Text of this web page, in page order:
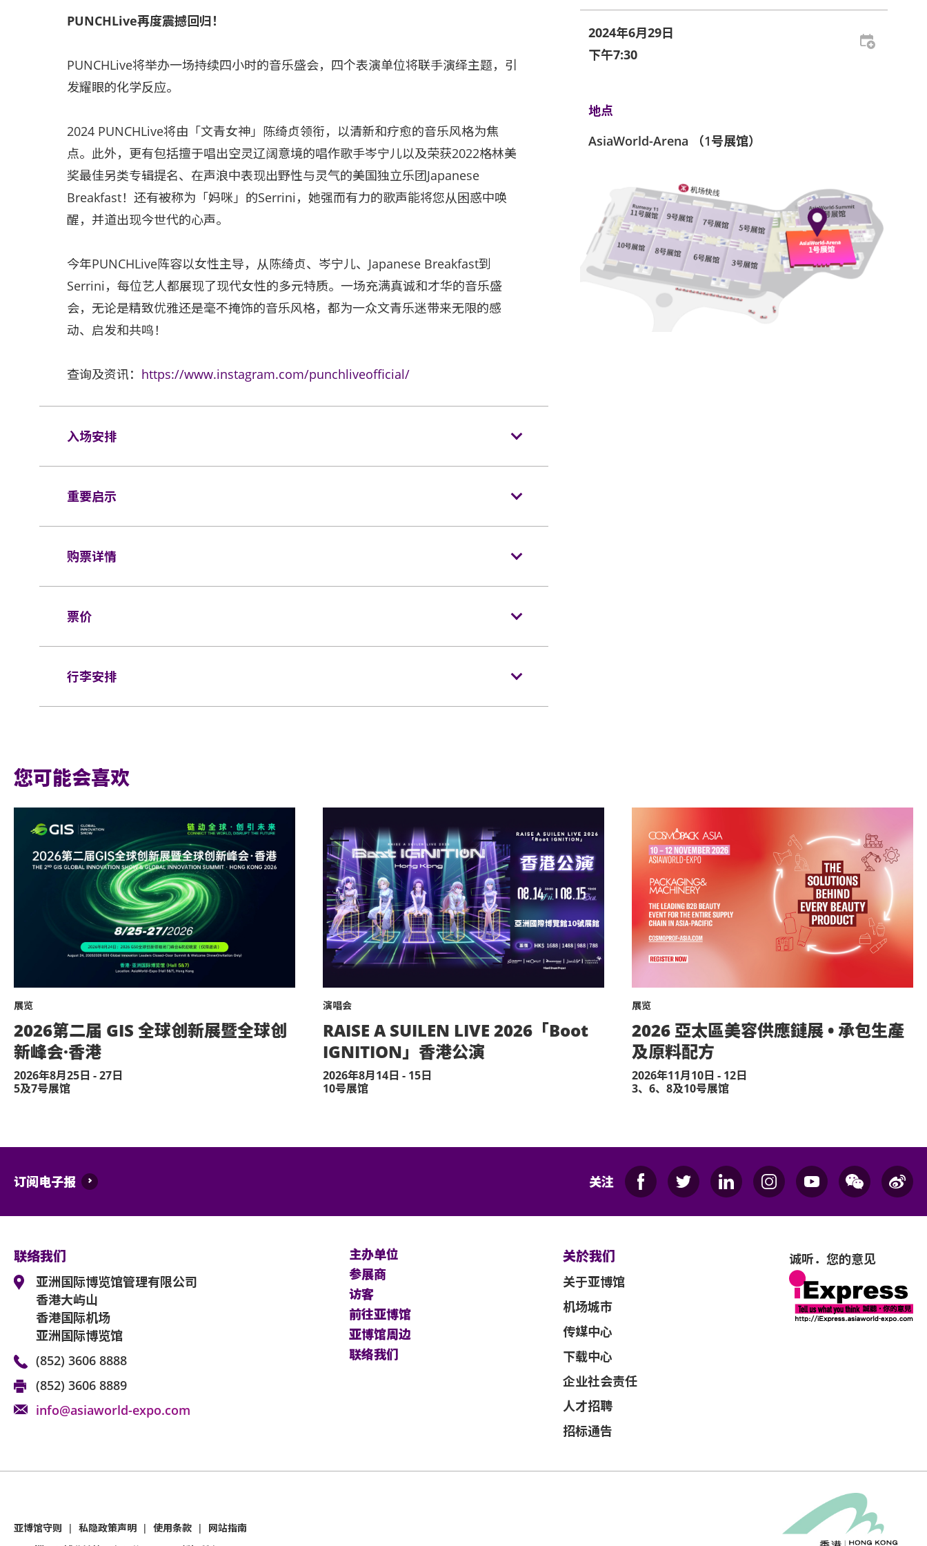
PUNCHLive再度震撼回归！
PUNCHLive将举办一场持续四小时的音乐盛会，四个表演单位将联手演绎主题，引
发耀眼的化学反应。
2024 PUNCHLive将由「文青女神」陈绮贞领衔，以清新和疗愈的音乐风格为焦
点。此外，更有包括擅于唱出空灵辽阔意境的唱作歌手岑宁儿以及荣获2022格林美
奖最佳另类专辑提名、在声浪中表现出野性与灵气的美国独立乐团Japanese
Breakfast！还有被称为「妈咪」的Serrini，她强而有力的歌声能将您从困惑中唤
醒，并道出现今世代的心声。
今年PUNCHLive阵容以女性主导，从陈绮贞、岑宁儿、Japanese Breakfast到
Serrini，每位艺人都展现了现代女性的多元特质。一场充满真诚和才华的音乐盛
会，无论是精致优雅还是毫不掩饰的音乐风格，都为一众文青乐迷带来无限的感
动、启发和共鸣！
查询及资讯： https://www.instagram.com/punchliveofficial/
入场安排
所有观众进场前，须进行金属探测器的安检程序（如适用）。
同时持有所提及的证明方可再次入场。亚洲国际博览馆有权增删及更换该权利。
轮椅座位门票只适用于须依赖轮椅移动的人士及其看顾人使用。每位轮椅人士在购买轮椅
证，持有轮椅座位门票的人士必须出示行动不便的证明*。任何非轮椅使用者或非陪同轮
*行动不便的证明指「残疾人士登记证」（肢体伤残类别）或其他有效的医生证明文
件以显示行动不便。
持票的轮椅人士若需要场馆职员协助入座，请在节目前致电亚洲国际博览馆（+852-
3606 8888）以便预先安排。亦请轮椅人士提早到达演出场地，以便场馆职员安排
顺利入座
重要启示
X 30 X 20 厘米（15 X 12 X 8吋）以上物品、所有专业相机、摄录及录音器材及矮凳/可折
行李寄存服务柜位或地下的自助储物箱。
持有从官方票务销售点所购买的活动门票方可进入表演场内。门票如有任何损毁、污损、
任何情况下，遗失的企位或不设划位门票均不会获得补发。
基于安全理由，场馆范围内不准携带「自拍杆」。
亚洲国际博览馆范围内严禁吸烟。
严禁携带玻璃瓶、不论任何物料而比空气轻的充气物体（如：气球）、任何危险品、武
器、喷雾类或利器等物品进入表演场内。
于亚洲国际博览馆范围内严禁携带及使用违禁药物。
于亚洲国际博览馆范围内严禁售卖或派发未获授权的商品或其他物品。
不准站于座椅上。
不准于楼梯及公众走廊停留。
严禁携带及发放烟花、烟火、或使用激光仪器。
不准携带及使用任何遥控飞行设备或玩具（如：模型直升机、无人驾驶飞机）。
演出可能会有强光、闪光或烟雾效果，如观众感到不适，或需要协助，请尽快通知现场医
疗或保安人员。
严禁炒卖门票。门票如已被使用或转售、分享予他人或作其他商业用途，亚洲国际博览馆
何动物进入场馆。
亚洲国际博览馆管理有限公司作为场地提供者不能保证参加者的视野在活动中完全不受任
何阻碍。
如有任何争议，亚洲国际博览馆管理有限公司及主办机构保留最终决定权。
如中、英文本启示有任何抵触或不相符之处，应以英文版本为准。
购票详情
网址：
票价
轮椅/看顧人位置：
行李安排
2024年6月29日
下午7:30
地点
AsiaWorld-Arena （1号展馆）
您可能会喜欢
展览
2026第二届 GIS 全球创新展暨全球创
新峰会·香港
2026年8月25日 - 27日
5及7号展馆
演唱会
RAISE A SUILEN LIVE 2026「Boot
IGNITION」香港公演
2026年8月14日 - 15日
10号展馆
展览
2026 亞太區美容供應鏈展 • 承包生產
及原料配方
2026年11月10日 - 12日
3、6、8及10号展馆
订阅电子报 关注
联络我们
亚洲国际博览馆管理有限公司
香港大屿山
香港国际机场
亚洲国际博览馆
(852) 3606 8888
(852) 3606 8889
info@asiaworld-expo.com
主办单位
参展商
访客
前往亚博馆
亚博馆周边
联络我们
关於我们
关于亚博馆
机场城市
传媒中心
下载中心
企业社会责任
人才招聘
招标通告
诚听．您的意见
亚博馆守则 | 私隐政策声明 | 使用条款 |
网站指南